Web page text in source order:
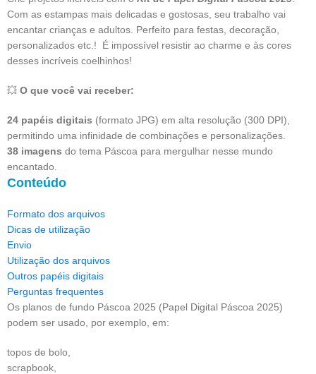
Com as estampas mais delicadas e gostosas, seu trabalho vai
encantar crianças e adultos. Perfeito para festas, decoração,
personalizados etc.! É impossível resistir ao charme e às cores
desses incríveis coelhinhos!
💥 O que você vai receber:
24 papéis digitais (formato JPG) em alta resolução (300 DPI),
permitindo uma infinidade de combinações e personalizações.
38 imagens do tema Páscoa para mergulhar nesse mundo
encantado.
Conteúdo
Formato dos arquivos
Dicas de utilização
Envio
Utilização dos arquivos
Outros papéis digitais
Perguntas frequentes
Os planos de fundo Páscoa 2025 (Papel Digital Páscoa 2025)
podem ser usado, por exemplo, em:
topos de bolo,
scrapbook,